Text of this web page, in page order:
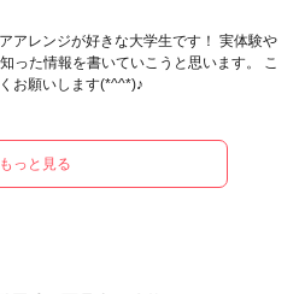
アレンジが好きな大学生です！ 実体験や
った情報を書いていこうと思います。 こ
お願いします(*^^*)♪
もっと見る